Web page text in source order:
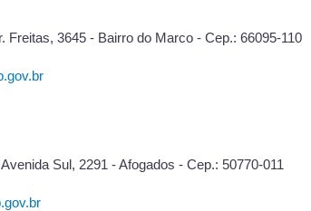
Freitas, 3645 - Bairro do Marco - Cep.: 66095-110
Sul, 2291 - Afogados - Cep.: 50770-011